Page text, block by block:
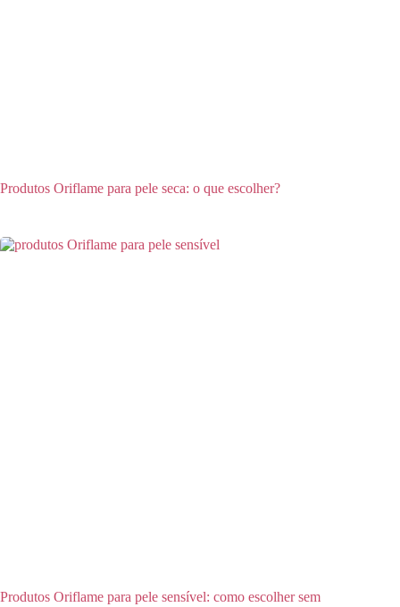
Produtos Oriflame para pele seca: o que escolher?
Produtos Oriflame para pele sensível: como escolher sem